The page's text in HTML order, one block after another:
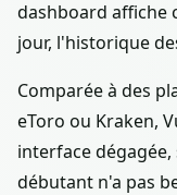
dashboard affiche
jour, l'historique
Comparée à des
eToro ou Kraken,
interface
débutant n'a pas